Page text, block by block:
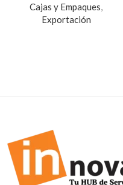
Cajas y Empaques,
Exportación